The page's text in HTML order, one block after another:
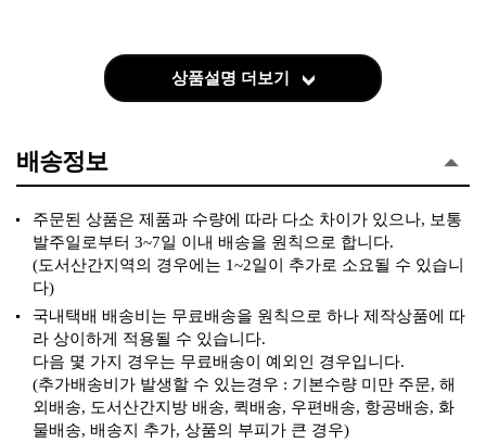
상품설명 더보기
배송정보
주문된 상품은 제품과 수량에 따라 다소 차이가 있으나, 보통
발주일로부터 3~7일 이내 배송을 원칙으로 합니다.
(도서산간지역의 경우에는 1~2일이 추가로 소요될 수 있습니
다)
국내택배 배송비는 무료배송을 원칙으로 하나 제작상품에 따
라 상이하게 적용될 수 있습니다.
다음 몇 가지 경우는 무료배송이 예외인 경우입니다.
(추가배송비가 발생할 수 있는경우 : 기본수량 미만 주문, 해
외배송, 도서산간지방 배송, 퀵배송, 우편배송, 항공배송, 화
물배송, 배송지 추가, 상품의 부피가 큰 경우)